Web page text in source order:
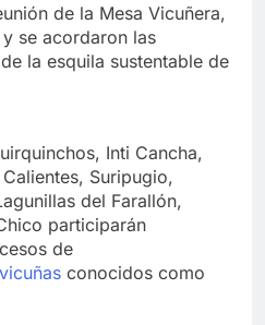
de la Mesa Vicuñera,
se acordaron las
la esquila sustentable de
Inti Cancha,
Suripugio,
del Farallón,
participarán
de
vicuñas conocidos como